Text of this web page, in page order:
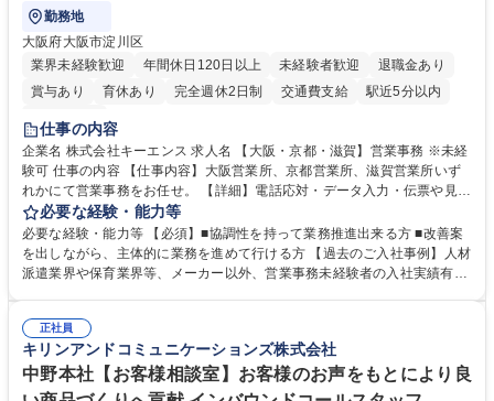
勤務地
大阪府大阪市淀川区
業界未経験歓迎
年間休日120日以上 未経験者歓迎
退職金あり
賞与あり
育休あり 完全週休2日制 交通費支給
駅近5分以内
土日祝休み
仕事の内容
企業名 株式会社キーエンス 求人名 【大阪・京都・滋賀】営業事務 ※未経
験可 仕事の内容 【仕事内容】大阪営業所、京都営業所、滋賀営業所いず
れかにて営業事務をお任せ。 【詳細】電話応対・データ入力・伝票や見積
の作成・カタログ送付・来客対応・営業所内で発生する事務業務や業務改
善をお任せ。 【教育制度】ご入社後、育成担当とペアになりながらOJTに
て業務を覚えていただくことが可能です。業務システムがきちんと構築さ
れているため、スムーズに仕事に慣れることができる環境です。また、
募集職種 【大阪・京都・滋賀】営業事務 ※未経験可
必要な経験・能力等
必要な経験・能力等 【必須】■協調性を持って業務推進出来る方 ■改善案
を出しながら、主体的に業務を進めて行ける方 【過去のご入社事例】人材
派遣業界や保育業界等、メーカー以外、営業事務未経験者の入社実績有
えて、お客様や社員の状況に合わせ、能動的なサポート、改善の動きも期
待され。組織を支えるスペシャリストとして、チームに貢献し、結果的に
社員から頼られる存在になることができます。平均19:30の退勤以降の業
務の持ち帰りも禁止されており、メリハリのある働き方となります。 学
正社員
キリンアンドコミュニケーションズ株式会社
中野本社【お客様相談室】お客様のお声をもとにより良